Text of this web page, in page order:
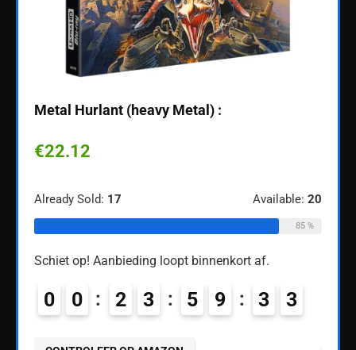
Metal Hurlant (heavy Metal) :
€22.12
Already Sold: 17 Available: 20
85 %
Schiet op! Aanbieding loopt binnenkort af.
0 0 2 3 5 9 3 2